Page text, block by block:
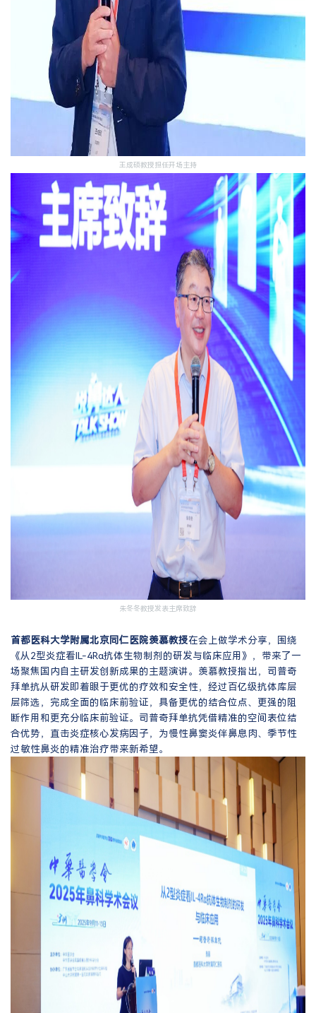
王成硕教授担任开场主持
朱冬冬教授发表主席致辞
首都医科大学附属北京同仁医院羡慕教授在会上做学术分享，围绕
《从2型炎症看IL-4Rα抗体生物制剂的研发与临床应用》，带来了一
场聚焦国内自主研发创新成果的主题演讲。羡慕教授指出，司普奇
拜单抗从研发即着眼于更优的疗效和安全性，经过百亿级抗体库层
层筛选，完成全面的临床前验证，具备更优的结合位点、更强的阻
断作用和更充分临床前验证。司普奇拜单抗凭借精准的空间表位结
合优势，直击炎症核心发病因子，为慢性鼻窦炎伴鼻息肉、季节性
过敏性鼻炎的精准治疗带来新希望。